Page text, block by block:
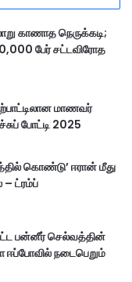
காணாத நெருக்கடி;
பேர் சட்டவிரோத
மாணவர்
போட்டி 2025
கொண்டு’ ஈரான் மீது
ட்ரம்ப்
பன்னீர் செல்வத்தின்
ஈப்போவில் நடைபெறும்